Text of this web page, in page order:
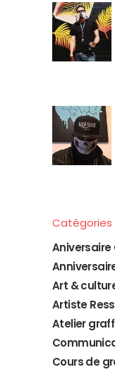
Catégories
Aniversaire
Art &
Artiste
Atelier
Cours de